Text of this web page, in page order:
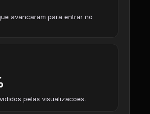
avancaram para entrar no
pelas visualizacoes.